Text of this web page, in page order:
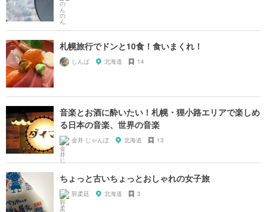
札幌旅行でドンと10食！食いまくれ！
しんば 北海道 14
音楽とお酒に酔いたい！札幌・狸小路エリアで楽しめ
る日本の音楽、世界の音楽
金井 じゃんぼ 北海道 13
ちょっと古いちょっとおしゃれの女子旅
郭柔廷 北海道 3